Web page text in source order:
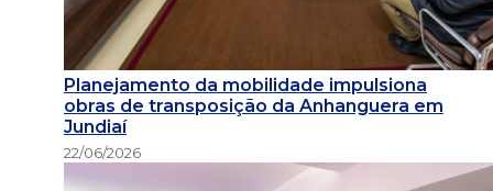
Planejamento da mobilidade impulsiona
obras de transposição da Anhanguera em
Jundiaí
22/06/2026